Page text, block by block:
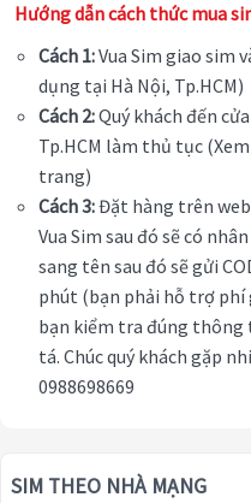
Hướng dẫn cách thức mua
Cách 1:Vua Sim giao sim
dụng tại Hà Nội, Tp.HCM)
Cách 2:Quý khách đến
Tp.HCM làm thủ tục
trang)
Cách 3:Đặt hàng trên
Vua Sim sau đó sẽ có
sang tên sau đó sẽ gửi
phút (bạn phải hỗ trợ phí
bạn kiểm tra đúng thông
tá. Chúc quý khách gặp
0988698669
SIM THEO NHÀ MẠNG